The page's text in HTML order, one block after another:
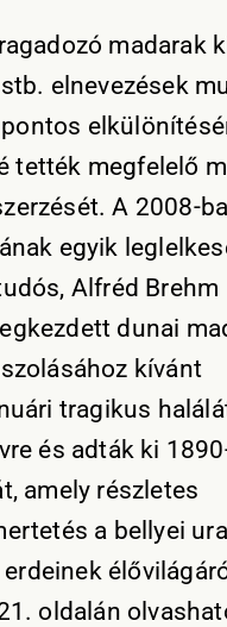
madarak
elnevezések
tették megfelelő
A 2008-
egyik
Alfréd Brehm
dunai
kívánt
tragikus
és adták ki
amely részletes
a bellyei
oldalán